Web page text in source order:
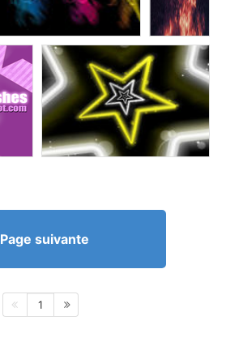
Page suivante
1